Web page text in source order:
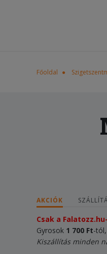
Főoldal
AKCIÓK
Csak a
Gyrosok 1 700 Ft-
Kiszállítás minden